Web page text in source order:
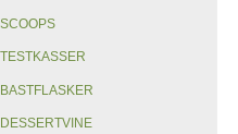
SCOOPS
TESTKASSER
BASTFLASKER
DESSERTVINE